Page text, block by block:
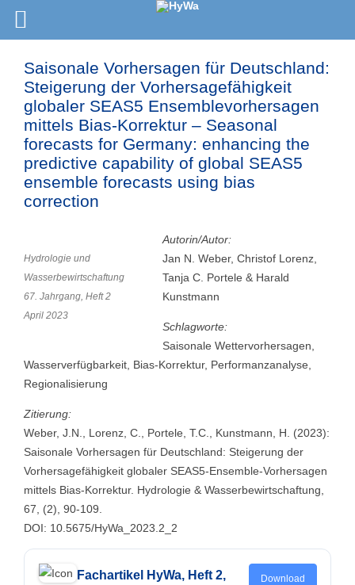
Saisonale Vorhersagen für Deutschland:
Steigerung der Vorhersagefähigkeit
globaler SEAS5 Ensemblevorhersagen
mittels Bias-Korrektur – Seasonal
forecasts for Germany: enhancing the
predictive capability of global SEAS5
ensemble forecasts using bias
correction
Hydrologie und
Wasserbewirtschaftung
67. Jahrgang, Heft 2
April 2023
Autorin/Autor:
Jan N. Weber, Christof Lorenz,
Tanja C. Portele & Harald
Kunstmann
Schlagworte:
Saisonale Wettervorhersagen,
Wasserverfügbarkeit, Bias-Korrektur, Performanzanalyse,
Regionalisierung
Zitierung:
Weber, J.N., Lorenz, C., Portele, T.C., Kunstmann, H. (2023):
Saisonale Vorhersagen für Deutschland: Steigerung der
Vorhersagefähigkeit globaler SEAS5-Ensemble-Vorhersagen
mittels Bias-Korrektur. Hydrologie & Wasserbewirtschaftung,
67, (2), 90-109.
DOI: 10.5675/HyWa_2023.2_2
Fachartikel HyWa, Heft 2,
Download